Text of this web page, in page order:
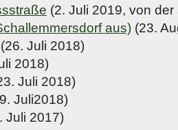
(2. Juli 2019, von
aus) (23.
(26. Juli 2018)
2018)
Juli 2018)
Juli2018)
Juli 2017)